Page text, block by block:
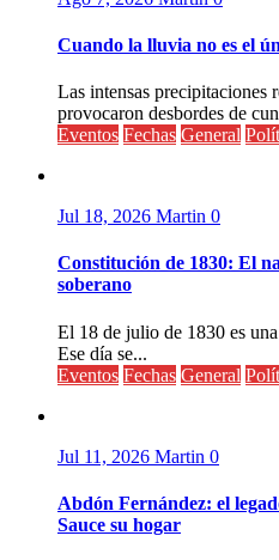
Cuando la lluvia no es el
Las intensas precipitaciones
provocaron desbordes de
Eventos Fechas General
Jul 18, 2026 Martin 0
Constitución de 1830: El
soberano
El 18 de julio de 1830 es
Ese día se...
Eventos Fechas General
Jul 11, 2026 Martin 0
Abdón Fernández: el
Sauce su hogar